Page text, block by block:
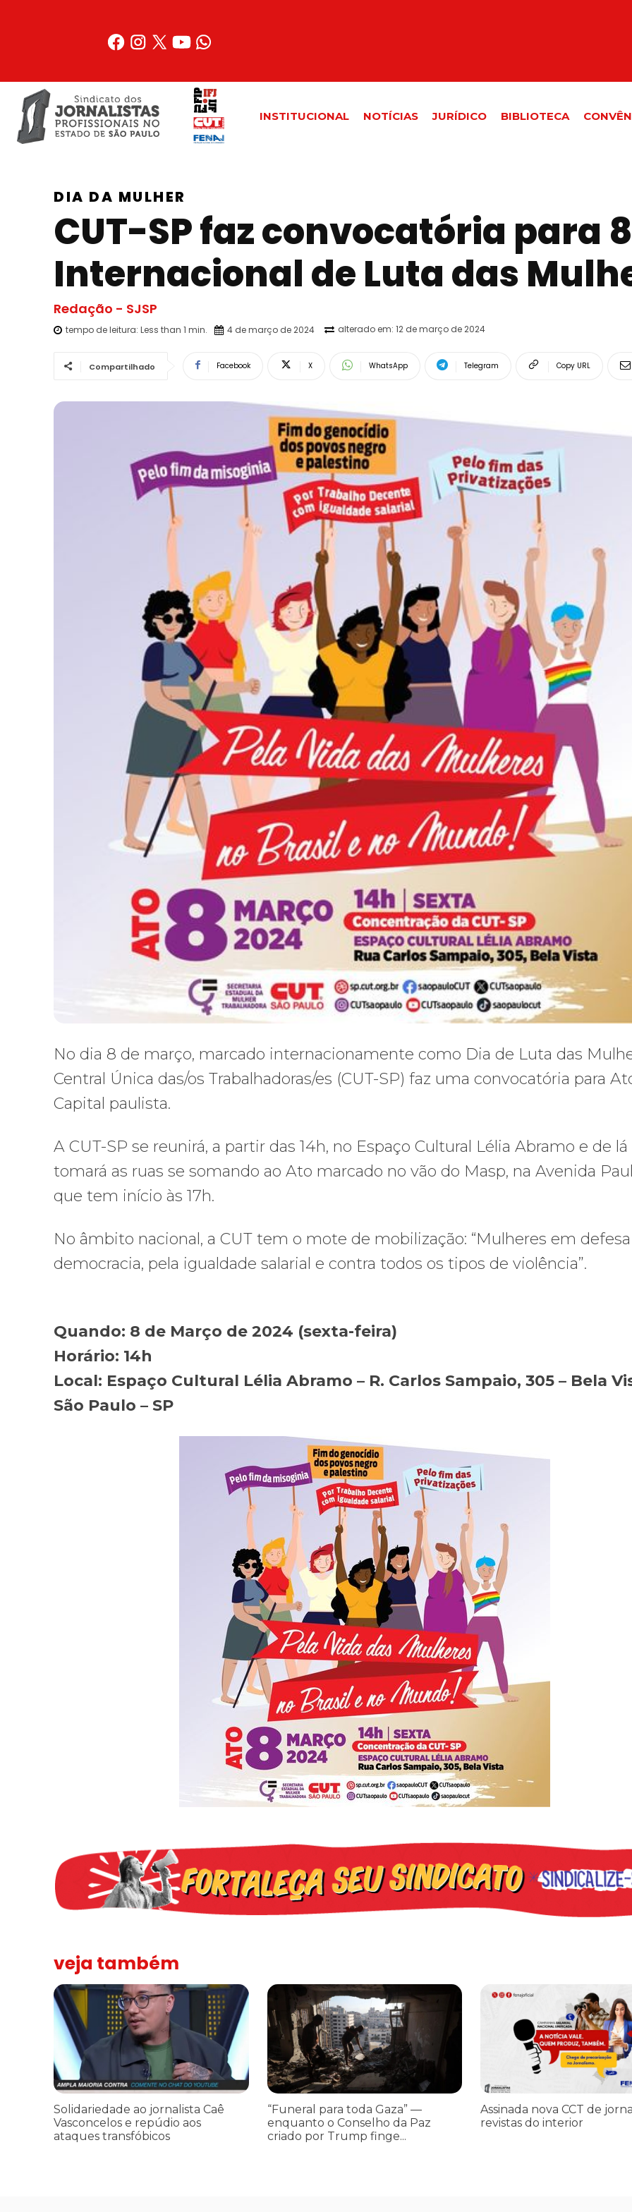
INSTITUCIONAL NOTÍCIAS JURÍDICO BIBLIOTECA
DIA DA MULHER
CUT-SP faz convocatória para
Internacional de Luta das
Redação - SJSP
tempo de leitura: Less than 1 min. 4 de março de 2024 alterado em: 12 de março de 2024
Compartilhado Facebook X WhatsApp Telegram Copy URL
No dia 8 de março, marcado internacionamente como Dia de Luta das
Central Única das/os Trabalhadoras/es (CUT-SP) faz uma convocatória para
Capital paulista.
A CUT-SP se reunirá, a partir das 14h, no Espaço Cultural Lélia Abramo e de lá
tomará as ruas se somando ao Ato marcado no vão do Masp, na Avenida
que tem início às 17h.
No âmbito nacional, a CUT tem o mote de mobilização: “Mulheres em
democracia, pela igualdade salarial e contra todos os tipos de violência”.
Quando: 8 de Março de 2024 (sexta-feira)
Horário: 14h
Local: Espaço Cultural Lélia Abramo – R. Carlos Sampaio, 305 – Bela
São Paulo – SP
veja também
Solidariedade ao jornalista Caê Vasconcelos e repúdio aos ataques transfóbicos
Solidariedade ao jornalista Caê
Vasconcelos e repúdio aos
ataques transfóbicos
“Funeral para toda Gaza” — enquanto o Conselho da Paz criado por Trump
“Funeral para toda Gaza” —
enquanto o Conselho da Paz
criado por Trump finge...
Assinada nova CCT de jornais e
Assinada nova CCT de
revistas do interior